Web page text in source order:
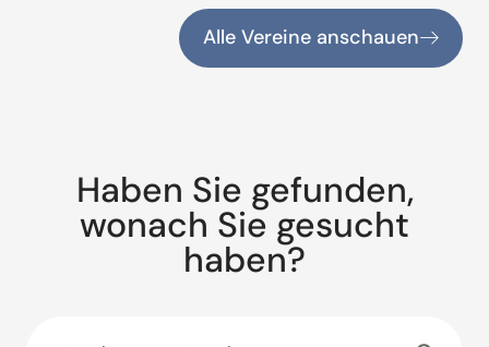
Alle Vereine anschauen
Haben Sie gefunden,
wonach Sie gesucht
haben?